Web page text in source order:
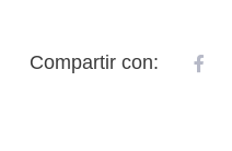
Compartir con: